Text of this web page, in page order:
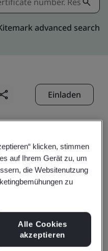
advanced search
Einladen
Co.,
Die-Cutting and 3M
klicken, stimmen
auf Ihrem Gerät zu, um
die Websitenutzung
zu
Alle Cookies
akzeptieren